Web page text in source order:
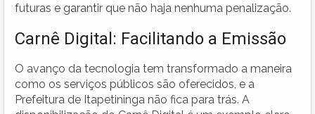
futuras e garantir que não haja nenhuma penalização.
Carnê Digital: Facilitando a Emissão
O avanço da tecnologia tem transformado a maneira
como os serviços públicos são oferecidos, e a
Prefeitura de Itapetininga não fica para trás. A